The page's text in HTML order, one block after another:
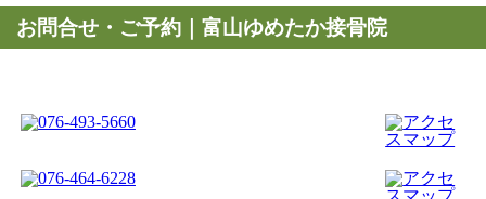
お問合せ・ご予約｜富山ゆめたか接骨院